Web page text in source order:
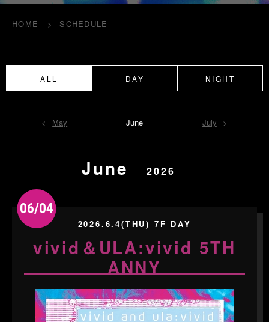
HOME SCHEDULE
ALL DAY NIGHT
May June July
June 2026
06/04
2026.6.4(THU) 7F DAY
vivid＆ULA:vivid 5TH
ANNY